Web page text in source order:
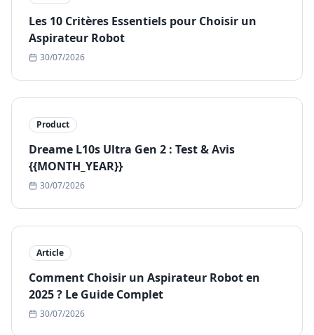
Les 10 Critères Essentiels pour Choisir un
Aspirateur Robot
30/07/2026
Product
Dreame L10s Ultra Gen 2 : Test & Avis
{{MONTH_YEAR}}
30/07/2026
Article
Comment Choisir un Aspirateur Robot en
2025 ? Le Guide Complet
30/07/2026